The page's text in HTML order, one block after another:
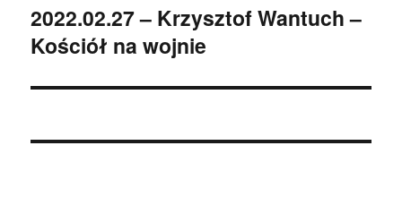
Następny
wpis:
2022.02.27 – Krzysztof Wantuch –
Kościół na wojnie